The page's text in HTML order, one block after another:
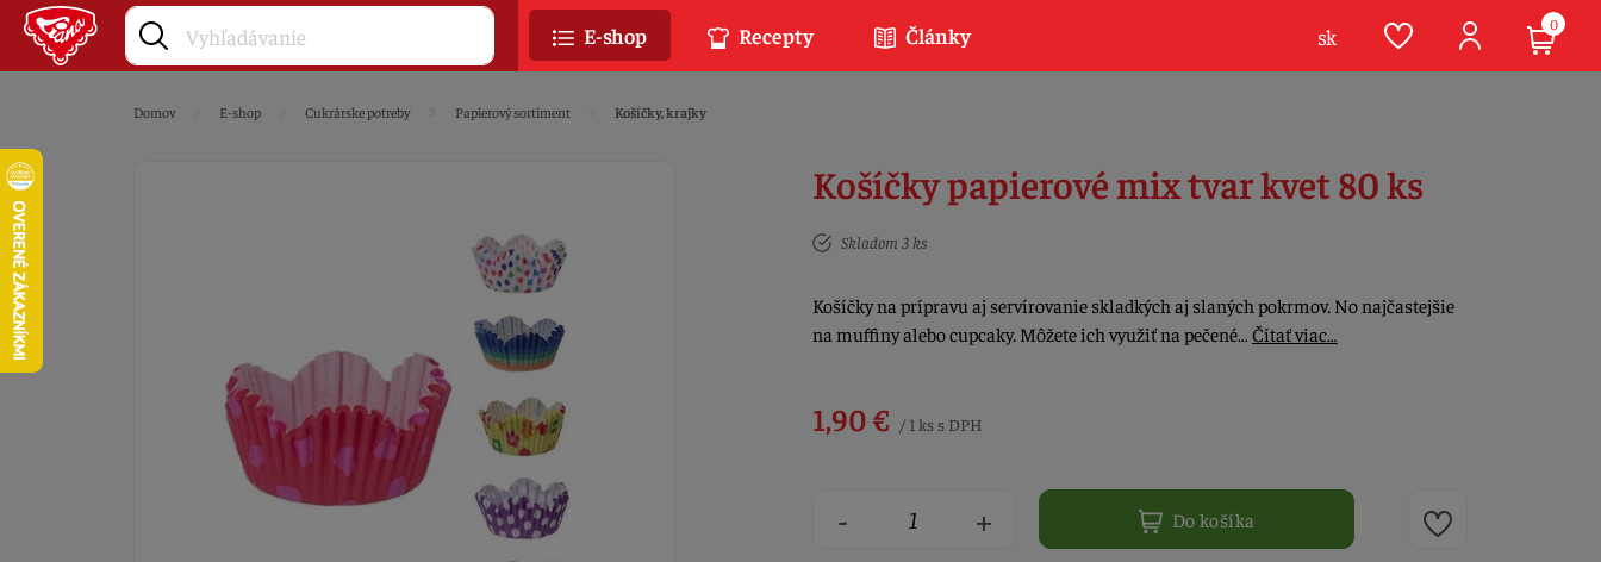
Domov E-shop Cukrárske potreby Papierový sortiment Košíčky, krajky
Košíčky papierové mix tvar kvet 80 ks
Skladom 3 ks
Košíčky na prípravu aj servírovanie skladkých aj slaných pokrmov. No najčastejšie
na muffiny alebo cupcaky. Môžete ich využiť na pečené… Čítať viac…
1,90 € / 1 ks s DPH
- + Do košíka
E-shop Recepty Články sk 0